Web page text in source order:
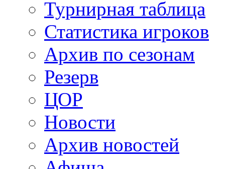
Турнирная таблица
Статистика игроков
Архив по сезонам
Резерв
ЦОР
Новости
Архив новостей